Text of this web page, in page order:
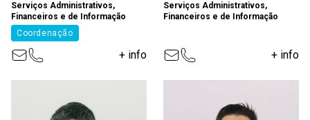
Serviços Administrativos,
Financeiros e de Informação
Coordenação
+ info
Serviços Administrativos,
Financeiros e de Informação
+ info